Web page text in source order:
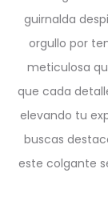
guirnalda
orgullo por
meticulosa
que cada
elevando tu
buscas
este colgante